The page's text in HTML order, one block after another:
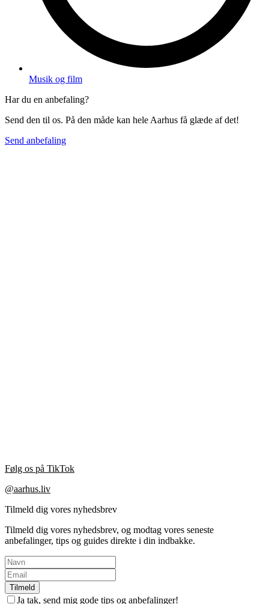
Musik og film
Har du en anbefaling?
Send den til os. På den måde kan hele Aarhus få glæde af det!
Send anbefaling
Følg os på TikTok
@aarhus.liv
Tilmeld dig vores nyhedsbrev
Tilmeld dig vores nyhedsbrev, og modtag vores seneste
anbefalinger, tips og guides direkte i din indbakke.
Tilmeld
Ja tak, send mig gode tips og anbefalinger!